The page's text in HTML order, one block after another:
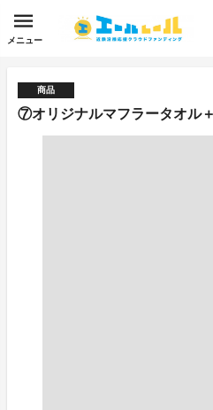
メニュー
商品
⑦オリジナルマフラータオル